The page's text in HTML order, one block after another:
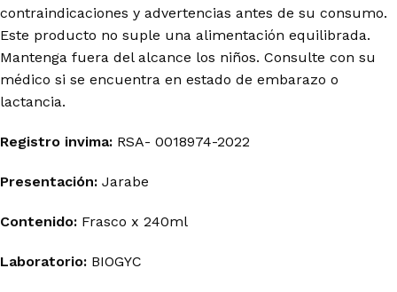
contraindicaciones y advertencias antes de su consumo.
Este producto no suple una alimentación equilibrada.
Mantenga fuera del alcance los niños. Consulte con su
médico si se encuentra en estado de embarazo o
lactancia.
Registro invima: RSA- 0018974-2022
Presentación: Jarabe
Contenido: Frasco x 240ml
Laboratorio: BIOGYC